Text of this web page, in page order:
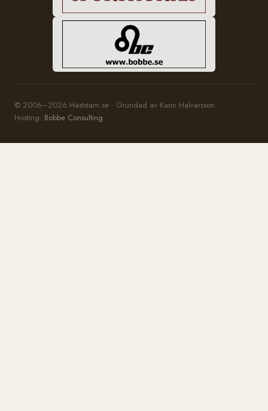
© 2006–2026 Häststam.se · Grundad av Karin Halvarsson
Hosting: Bobbe Consulting